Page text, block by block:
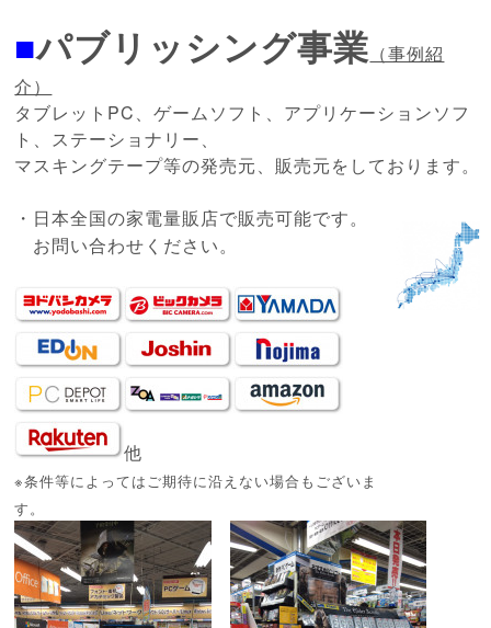
■パブリッシング事業 （事例紹
介）
タブレットPC、ゲームソフト、アプリケーションソフ
ト、ステーショナリー、
マスキングテープ等の発売元、販売元をしております。
・日本全国の家電量販店で販売可能です。
お問い合わせください。
他
※条件等によってはご期待に沿えない場合もございま
す。